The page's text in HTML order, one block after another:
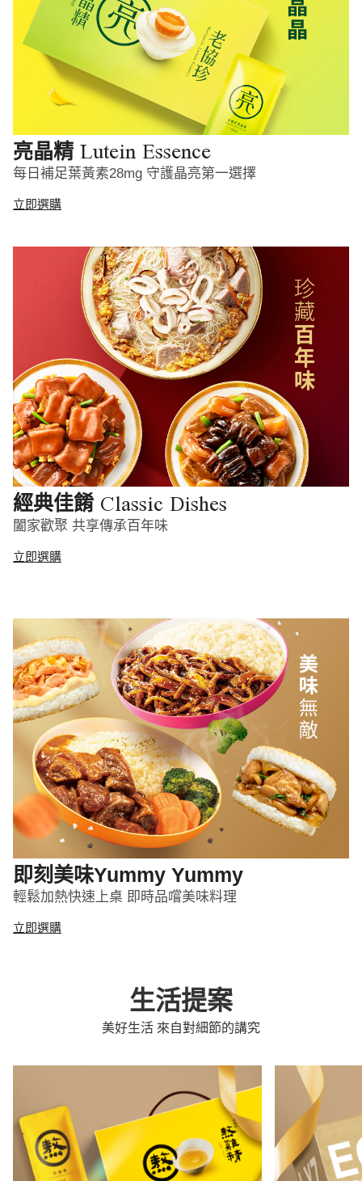
亮晶精 Lutein Essence
每日補足葉黃素28mg 守護晶亮第一選擇
立即選購
經典佳餚 Classic Dishes
闔家歡聚 共享傳承百年味
立即選購
即刻美味Yummy Yummy
輕鬆加熱快速上桌 即時品嚐美味料理
立即選購
生活提案
美好生活 來自對細節的講究